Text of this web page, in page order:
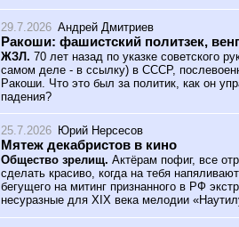
29.7.2026 Андрей Дмитриев
Ракоши: фашистский политзек,
ЖЗЛ. 70 лет назад по указке советского
самом деле - в ссылку) в СССР,
Ракоши. Что это был за политик, как он
падения?
25.7.2026 Юрий Нерсесов
Мятеж декабристов в кино
Общество зрелищ. Актёрам пофиг, все
сделать красиво, когда на тебя
бегущего на митинг признанного в РФ
несуразные для XIX века мелодии